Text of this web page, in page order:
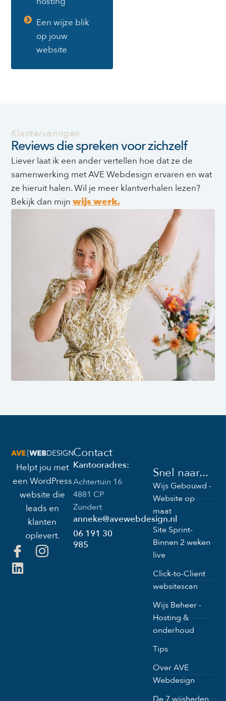
Een wijze blik
op jouw
website
Klantervaringen
Reviews die spreken voor zichzelf
Liever laat ik een ander vertellen hoe dat ze de
samenwerking met AVE Webdesign ervaren en wat
ze hieruit halen. Wil je meer klantverhalen lezen?
Bekijk dan mijnwijs werk.
Helpt jou met
een WordPress
website die
leads en
klanten
oplevert.
Contact
Kantooradres:
Achtertuin 16
4881 CP
Zundert
anneke@avewebdesign.nl
06 191 30
985
Snel naar...
Wijs Gebouwd -
Website op
maat
Site Sprint-
Binnen 2 weken
live
Click-to-Client
websitescan
Wijs Beheer -
Hosting &
onderhoud
Tips
Over AVE
Webdesign